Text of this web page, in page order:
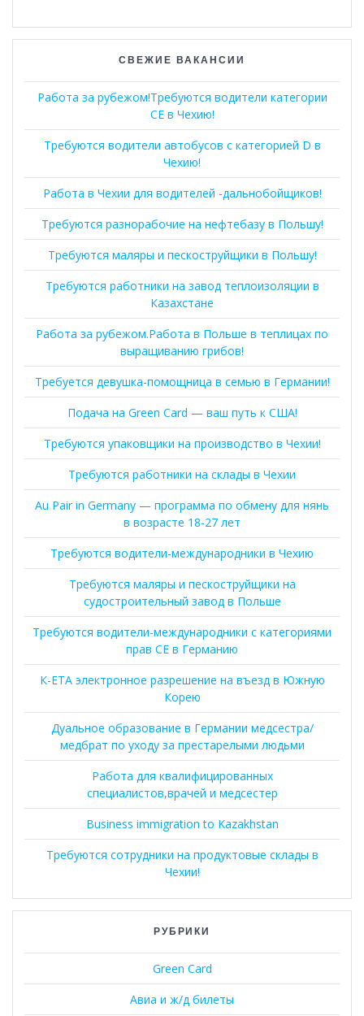
СВЕЖИЕ ВАКАНСИИ
Работа за рубежом!Требуются водители категории
СЕ в Чехию!
Требуются водители автобусов с категорией D в
Чехию!
Работа в Чехии для водителей -дальнобойщиков!
Требуются разнорабочие на нефтебазу в Польшу!
Требуются маляры и пескоструйщики в Польшу!
Требуются работники на завод теплоизоляции в
Казахстане
Работа за рубежом.Работа в Польше в теплицах по
выращиванию грибов!
Требуется девушка-помощница в семью в Германии!
Подача на Green Card — ваш путь к США!
Требуются упаковщики на производство в Чехии!
Требуются работники на склады в Чехии
Au Pair in Germany — программа по обмену для нянь
в возрасте 18-27 лет
Требуются водители-международники в Чехию
Требуются маляры и пескоструйщики на
судостроительный завод в Польше
Требуются водители-международники с категориями
прав CE в Германию
К-ЕТА электронное разрешение на въезд в Южную
Корею
Дуальное образование в Германии медсестра/
медбрат по уходу за престарелыми людьми
Работа для квалифицированных
специалистов,врачей и медсестер
Business immigration to Kazakhstan
Требуются сотрудники на продуктовые склады в
Чехии!
РУБРИКИ
Green Card
Авиа и ж/д билеты